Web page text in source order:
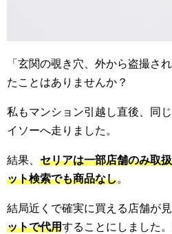
「玄関の覗き穴、外から盗撮さ
たことはありませんか？
私もマンション引越し直後、同
イソーへ走りました。
結果、 セリアは一部店舗のみ取
ット検索でも商品なし。
結局近くで確実に買える店舗が見
ットで代用することにしました